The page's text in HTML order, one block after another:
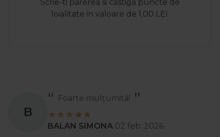
Scrie-ti parerea si castiga puncte de
loialitate in valoare de 1,00 LEI.
B
Foarte mulțumită!
BALAN SIMONA 02 feb. 2026